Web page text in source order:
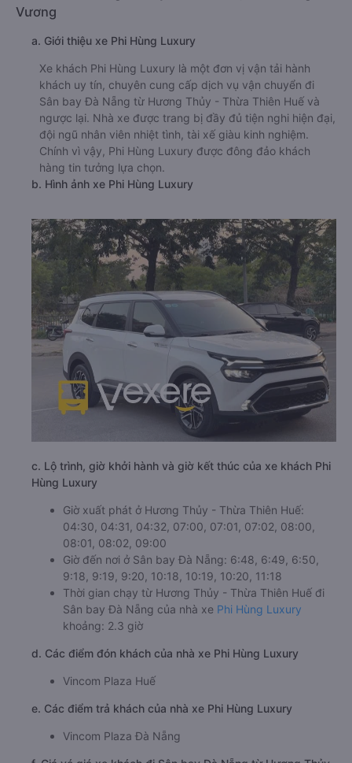
Vương
a. Giới thiệu xe Phi Hùng Luxury
Xe khách Phi Hùng Luxury là một đơn vị vận tải hành
khách uy tín, chuyên cung cấp dịch vụ vận chuyển đi
Sân bay Đà Nẵng từ Hương Thủy - Thừa Thiên Huế và
ngược lại. Nhà xe được trang bị đầy đủ tiện nghi hiện đại,
đội ngũ nhân viên nhiệt tình, tài xế giàu kinh nghiệm.
Chính vì vậy, Phi Hùng Luxury được đông đảo khách
hàng tin tưởng lựa chọn.
b. Hình ảnh xe Phi Hùng Luxury
c. Lộ trình, giờ khởi hành và giờ kết thúc của xe khách Phi
Hùng Luxury
Giờ xuất phát ở Hương Thủy - Thừa Thiên Huế:
04:30, 04:31, 04:32, 07:00, 07:01, 07:02, 08:00,
08:01, 08:02, 09:00
Giờ đến nơi ở Sân bay Đà Nẵng: 6:48, 6:49, 6:50,
9:18, 9:19, 9:20, 10:18, 10:19, 10:20, 11:18
Thời gian chạy từ Hương Thủy - Thừa Thiên Huế đi
Sân bay Đà Nẵng của nhà xe Phi Hùng Luxury
khoảng: 2.3 giờ
d. Các điểm đón khách của nhà xe Phi Hùng Luxury
Vincom Plaza Huế
e. Các điểm trả khách của nhà xe Phi Hùng Luxury
Vincom Plaza Đà Nẵng